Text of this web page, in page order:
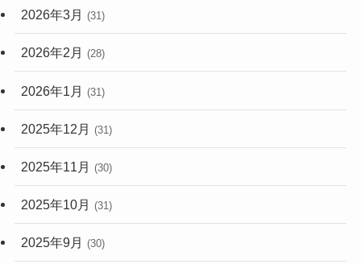
2026年3月 (31)
2026年2月 (28)
2026年1月 (31)
2025年12月 (31)
2025年11月 (30)
2025年10月 (31)
2025年9月 (30)